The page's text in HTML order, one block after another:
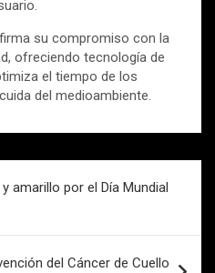
su compromiso con la
ofreciendo tecnología de
el tiempo de los
del medioambiente.
amarillo por el Día Mundial
del Cáncer de Cuello